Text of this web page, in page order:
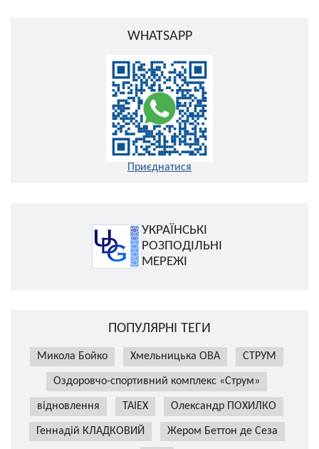
WHATSAPP
Приєднатися
УКРАЇНСЬКІ
РОЗПОДІЛЬНІ
МЕРЕЖІ
ПОПУЛЯРНІ ТЕГИ
Микола Бойко Хмельницька ОВА СТРУМ
Оздоровчо-спортивний комплекс «Струм»
відновлення TAIEX Олександр ПОХИЛКО
Геннадій КЛАДКОВИЙ Жером Беттон де Сеза